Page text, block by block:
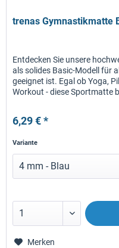
trenas Gymnastikmatte
Entdecken Sie unsere
als solides Basic-Modell für
geeignet ist. Egal ob Yoga,
Workout - diese Sportmatte
6,29 € *
Variante
Merken